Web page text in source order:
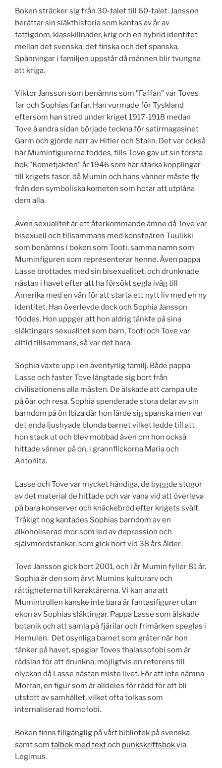
Boken sträcker sig från 30-talet till 60-talet. Jansson
berättar sin släkthistoria som kantas av år av
fattigdom, klasskillnader, krig och en hybrid identitet
mellan det svenska, det finska och det spanska.
Spänningar i familjen uppstår då männen blir tvungna
att kriga.
Viktor Jansson som benämns som ”Faffan” var Toves
far och Sophias farfar. Han vurmade för Tyskland
eftersom han stred under kriget 1917-1918 medan
Tove å andra sidan började teckna för satirmagasinet
Garm och gjorde narr av Hitler och Stalin. Det var också
här Muminfigurerna föddes, tills Tove gav ut sin första
bok ”Kometjakten” år 1946 som har starka kopplingar
till krigets fasor, då Mumin och hans vänner måste fly
från den symboliska kometen som hotar att utplåna
dem alla.
Även sexualitet är ett återkommande ämne då Tove var
bisexuell och tillsammans med konstnären Tuulikki
som benämns i boken som Tooti, samma namn som
Muminfiguren som representerar henne. Även pappa
Lasse brottades med sin bisexualitet, och drunknade
nästan i havet efter att ha försökt segla iväg till
Amerika med en vän för att starta ett nytt liv med en ny
identitet. Han överlevde dock och Sophia Jansson
föddes. Hon uppger att hon aldrig tänkte på sina
släktingars sexualitet som barn, Tooti och Tove var
alltid tillsammans, så var det bara.
Sophia växte upp i en äventyrlig familj. Både pappa
Lasse och faster Tove längtade sig bort från
civilisationens alla måsten. De älskade att campa ute
på öar och resa. Sophia spenderade stora delar av sin
barndom på ön Ibiza där hon lärde sig spanska men var
det enda ljushyade blonda barnet vilket ledde till att
hon stack ut och blev mobbad även om hon också
hittade vänner på ön, i grannflickorna Maria och
Antoñita.
Lasse och Tove var mycket händiga, de byggde stugor
av det material de hittade och var vana vid att överleva
på bara konserver och knäckebröd efter krigets svält.
Tråkigt nog kantades Sophias barndom av en
alkoholiserad mor som led av depression och
självmordstankar, som gick bort vid 38 års ålder.
Tove Jansson gick bort 2001, och i år Mumin fyller 81 år.
Sophia är den som ärvt Mumins kulturarv och
rättigheterna till karaktärerna. Vi kan ana att
Mumintrollen kanske inte bara är fantasifigurer utan
ekon av Sophias släktingar. Pappa Lasse som älskade
botanik och att samla på fjärilar och frimärken speglas i
Hemulen. Det osynliga barnet som gråter när hon
tänker på havet, speglar Toves thalassofobi som är
rädslan för att drunkna, möjligtvis en referens till
olyckan då Lasse nästan miste livet. För att inte nämna
Morran, en figur som är alldeles för rädd för att bli
utstött av samhället, vilket ofta tolkas som
internaliserad homofobi.
Boken finns tillgänglig på vårt bibliotek på svenska
samt som talbok med textoch punkskriftsbokvia
Legimus.